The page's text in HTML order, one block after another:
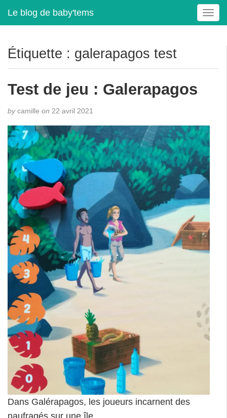
Le blog de baby'tems
T
o
e
g
a
t
i
o
n
Étiquette : galerapagos test
Test de jeu : Galerapagos
bycamille on 22 avril 2021
Dans Galérapagos, les joueurs incarnent des
naufragés sur une île.